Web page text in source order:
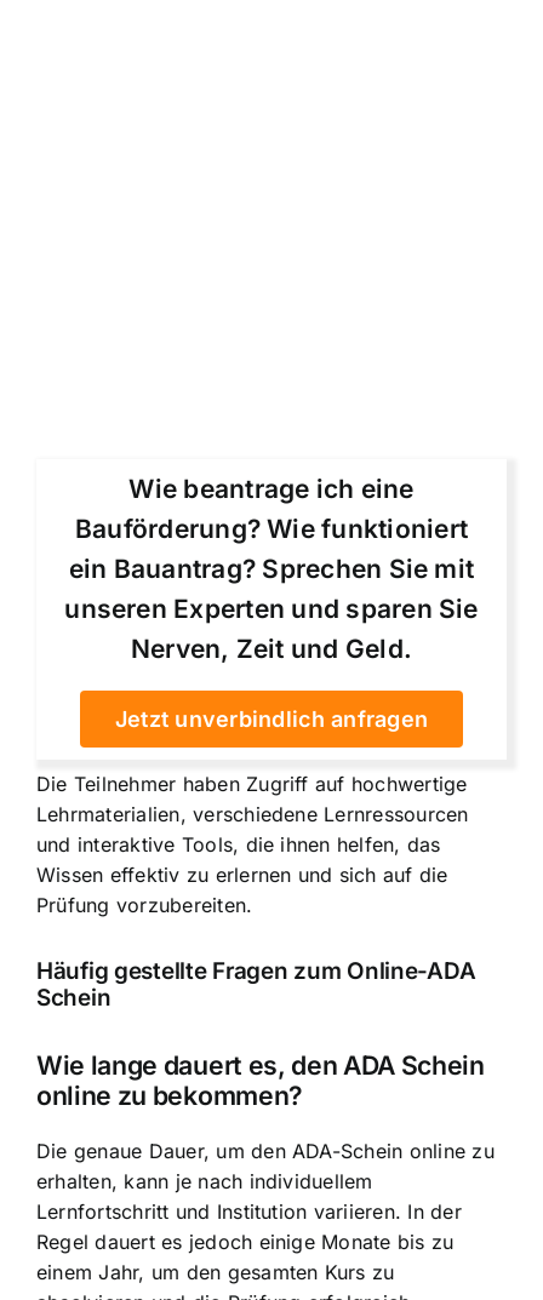
Wie beantrage ich eine
Bauförderung? Wie funktioniert
ein Bauantrag? Sprechen Sie mit
unseren Experten und sparen Sie
Nerven, Zeit und Geld.
Jetzt unverbindlich anfragen
Die Teilnehmer haben Zugriff auf hochwertige
Lehrmaterialien, verschiedene Lernressourcen
und interaktive Tools, die ihnen helfen, das
Wissen effektiv zu erlernen und sich auf die
Prüfung vorzubereiten.
Häufig gestellte Fragen zum Online-ADA
Schein
Wie lange dauert es, den ADA Schein
online zu bekommen?
Die genaue Dauer, um den ADA-Schein online zu
erhalten, kann je nach individuellem
Lernfortschritt und Institution variieren. In der
Regel dauert es jedoch einige Monate bis zu
einem Jahr, um den gesamten Kurs zu